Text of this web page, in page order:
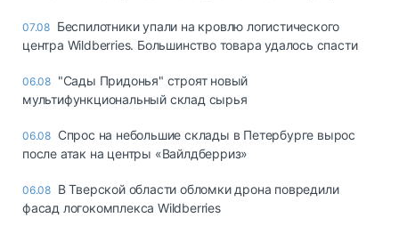
07.08 Беспилотники упали на кровлю логистического
центра Wildberries. Большинство товара удалось спасти
06.08 "Сады Придонья" строят новый
мультифункциональный склад сырья
06.08 Спрос на небольшие склады в Петербурге вырос
после атак на центры «Вайлдберриз»
06.08 В Тверской области обломки дрона повредили
фасад логокомплекса Wildberries